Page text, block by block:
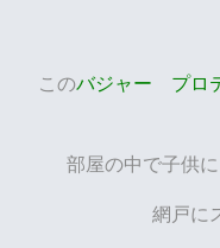
このバジャー プ
部屋の中で子供
網戸に